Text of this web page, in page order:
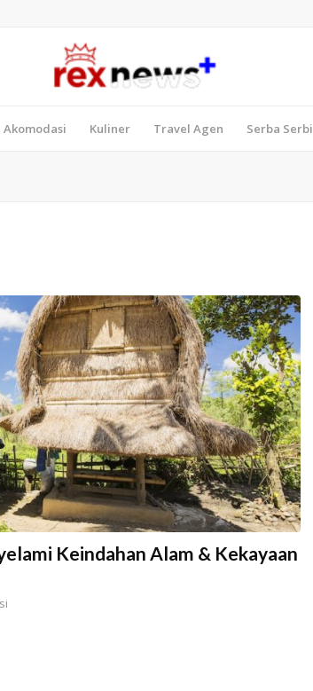
Akomodasi Kuliner Travel Agen Serba Serbi
Keindahan Alam & Kekayaan